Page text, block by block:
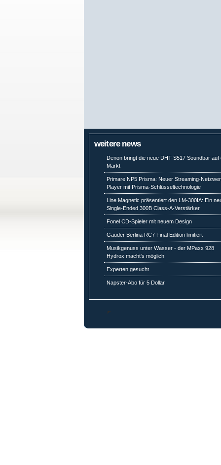
weitere news
Denon bringt die neue DHT-S517 Soundbar auf
Markt
Primare NP5 Prisma: Neuer Streaming-
Player mit Prisma-Schlüsseltechnologie
Line Magnetic präsentiert den LM-300IA: Ein
Single-Ended 300B Class-A-Verstärker
Fonel CD-Spieler mit neuem Design
Gauder Berlina RC7 Final Edition limitiert
Musikgenuss unter Wasser - der MPaxx 928
Hydrox macht's möglich
Experten gesucht
Napster-Abo für 5 Dollar